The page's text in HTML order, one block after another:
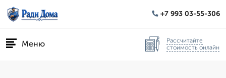
+7 993 03-55-306
Меню
Рассчитайте
стоимость онлайн